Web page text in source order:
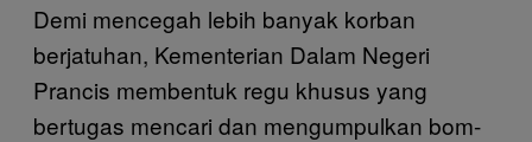
Demi mencegah lebih banyak korban
berjatuhan, Kementerian Dalam Negeri
Prancis membentuk regu khusus yang
bertugas mencari dan mengumpulkan bom-